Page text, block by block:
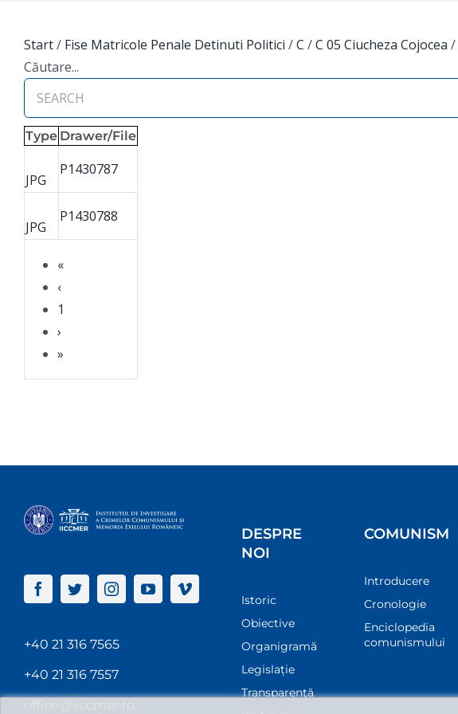
Start/ Fise Matricole Penale Detinuti Politici /C /C 05 Ciucheza Cojocea /
Căutare...
Type Drawer/File
«
‹
1
›
»
JPG
P1430787
JPG
P1430788
+40 21 316 7565
+40 21 316 7557
office@iiccmer.ro
DESPRE
NOI
Istoric
Obiective
Organigramă
Legislație
Transparenţă
COMUNISM
Introducere
Cronologie
Enciclopedia
comunismului